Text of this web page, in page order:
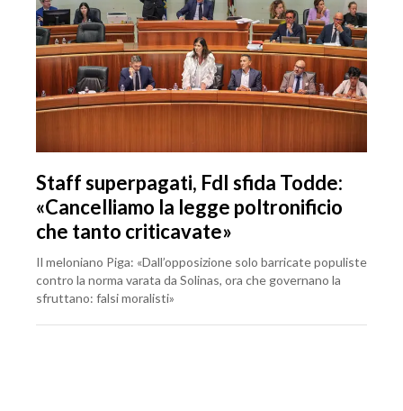
Staff superpagati, FdI sfida Todde:
«Cancelliamo la legge poltronificio
che tanto criticavate»
Il meloniano Piga: «Dall’opposizione solo barricate populiste
contro la norma varata da Solinas, ora che governano la
sfruttano: falsi moralisti»